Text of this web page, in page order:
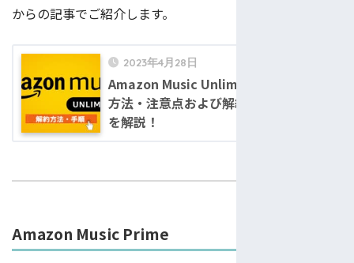
からの記事でご紹介します。
2023年4月28日
Amazon Music Unlimitedを解約する
方法・注意点および解約後の機能制限
を解説！
Amazon Music Prime